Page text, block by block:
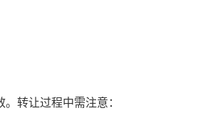
转让过程中需注意：